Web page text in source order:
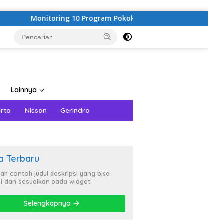
10 Program Pokok PKK, Bupati Way Kanan Dorong
Lainnya
Nissan Gerindra
Terbaru
contoh judul deskripsi yang bisa
dan sesuaikan pada widget
Selengkapnya